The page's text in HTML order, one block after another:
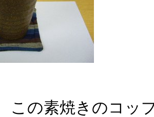
の素焼きのコッ